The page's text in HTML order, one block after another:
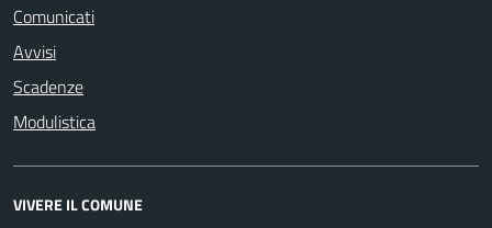
Comunicati
Avvisi
Scadenze
Modulistica
VIVERE IL COMUNE